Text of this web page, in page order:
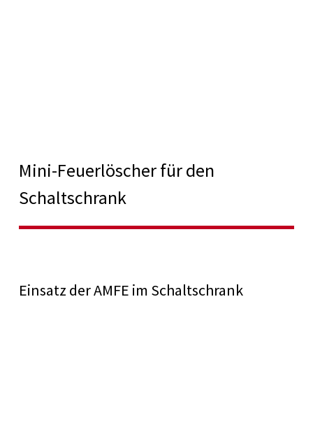
Mini-Feuerlöscher für den
Schaltschrank
Einsatz der AMFE im Schaltschrank